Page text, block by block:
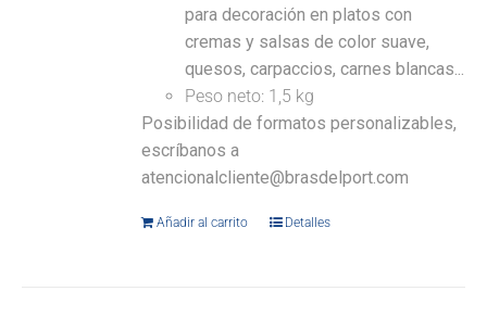
para decoración en platos con
cremas y salsas de color suave,
quesos, carpaccios, carnes blancas...
Peso neto: 1,5 kg
Posibilidad de formatos personalizables,
escríbanos a
atencionalcliente@brasdelport.com
Añadir al carrito Detalles